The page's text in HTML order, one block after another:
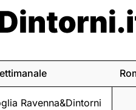
Ravenna&Dintorni